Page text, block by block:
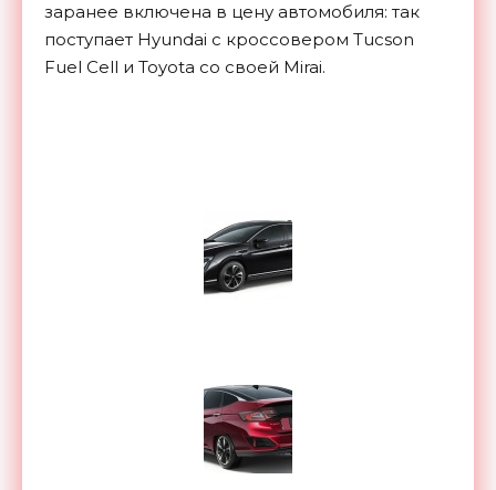
заранее включена в цену автомобиля: так
поступает Hyundai с кроссовером Tucson
Fuel Cell и Toyota cо своей Mirai.